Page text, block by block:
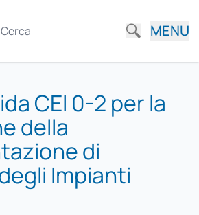
MENU
CEI 0-2 per la
della
di
Impianti